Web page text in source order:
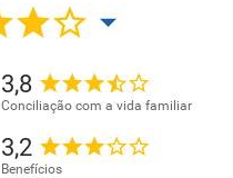
3,8
Conciliação com a vida familiar
3,2
Benefícios